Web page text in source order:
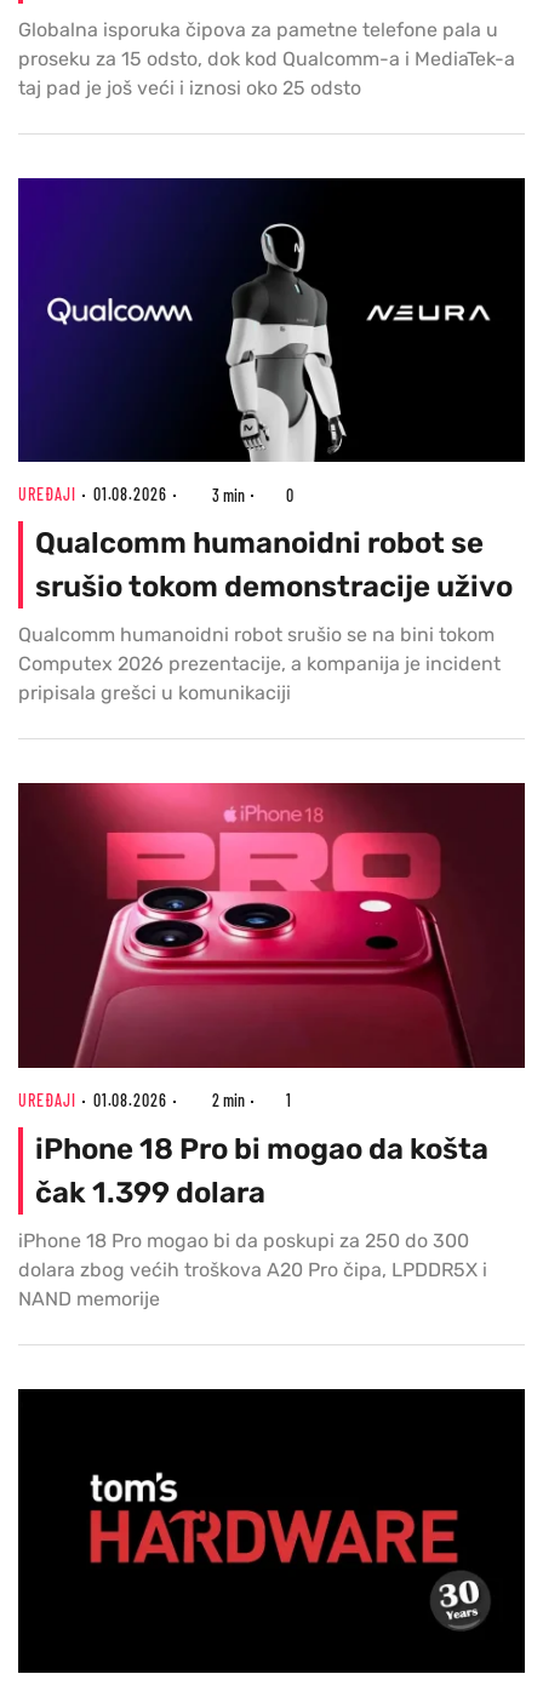
Globalna isporuka čipova za pametne telefone pala u
proseku za 15 odsto, dok kod Qualcomm-a i MediaTek-a
taj pad je još veći i iznosi oko 25 odsto
UREĐAJI 01.08.2026 3 min 0
Qualcomm humanoidni robot se
srušio tokom demonstracije uživo
Qualcomm humanoidni robot srušio se na bini tokom
Computex 2026 prezentacije, a kompanija je incident
pripisala grešci u komunikaciji
UREĐAJI 01.08.2026 2 min 1
iPhone 18 Pro bi mogao da košta
čak 1.399 dolara
iPhone 18 Pro mogao bi da poskupi za 250 do 300
dolara zbog većih troškova A20 Pro čipa, LPDDR5X i
NAND memorije